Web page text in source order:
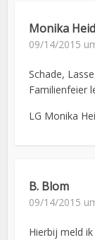
Monika
09/14/2015
Schade,
Familienfeier
LG Monika
B. Blom
09/14/2015
Hierbij meld